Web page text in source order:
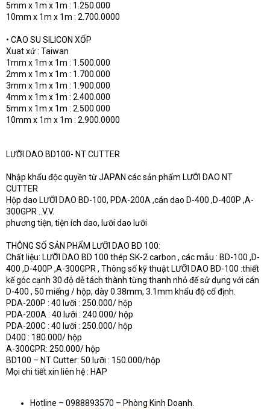
5mm x 1m x 1m : 1.250.000
10mm x 1m x 1m : 2.700.0000
• CAO SU SILICON XỐP
Xuat xứ : Taiwan
1mm x 1m x 1m : 1.500.000
2mm x 1m x 1m : 1.700.000
3mm x 1m x 1m : 1.900.000
4mm x 1m x 1m : 2.400.000
5mm x 1m x 1m : 2.500.000
10mm x 1m x 1m : 2.900.0000
LƯỠI DAO BD100- NT CUTTER
Nhập khẩu độc quyền từ JAPAN các sản phẩm LƯỠI DAO NT
CUTTER
Hộp dao LƯỠI DAO BD-100, PDA-200A ,cán dao D-400 ,D-400P ,A-
300GPR ..V.V.
phương tiện, tiện ích dao, lưỡi dao lưỡi
THÔNG SỐ SẢN PHẨM LƯỠI DAO BD 100:
Chất liệu: LƯỠI DAO BD 100 thép SK-2 carbon , các mẫu : BD-100 ,D-
400 ,D-400P ,A-300GPR , Thông số kỹ thuật LƯỠI DAO BD-100 :thiết
kế góc cạnh 30 độ dễ tách thành từng thanh nhỏ để sử dụng với cán
D-400 , 50 miếng / hộp, dày 0.38mm, 3.1mm khẩu độ cố định.
PDA-200P : 40 lưỡi : 250.000/ hộp
PDA-200A : 40 lưỡi : 240.000/ hộp
PDA-200C : 40 lưỡi : 250.000/ hộp
D400 : 180.000/ hộp
A-300GPR: 250.000/ hộp
BD100 – NT Cutter: 50 lưỡi : 150.000/hộp
Mọi chi tiết xin liên hệ : HAP
Hotline – 0988893570 – Phòng Kinh Doanh.